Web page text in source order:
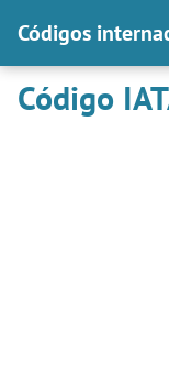
Códigos
Código